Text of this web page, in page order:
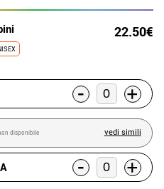
22.50€
- +
disponibile vedi simili
- +